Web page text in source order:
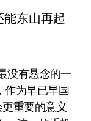
没有悬念的一
作为早已早国
重要的意义